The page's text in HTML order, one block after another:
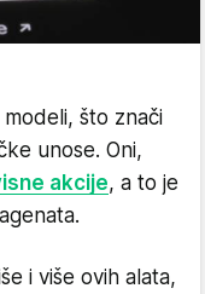
što znači
unose. Oni,
akcije, a to je
i više ovih alata,